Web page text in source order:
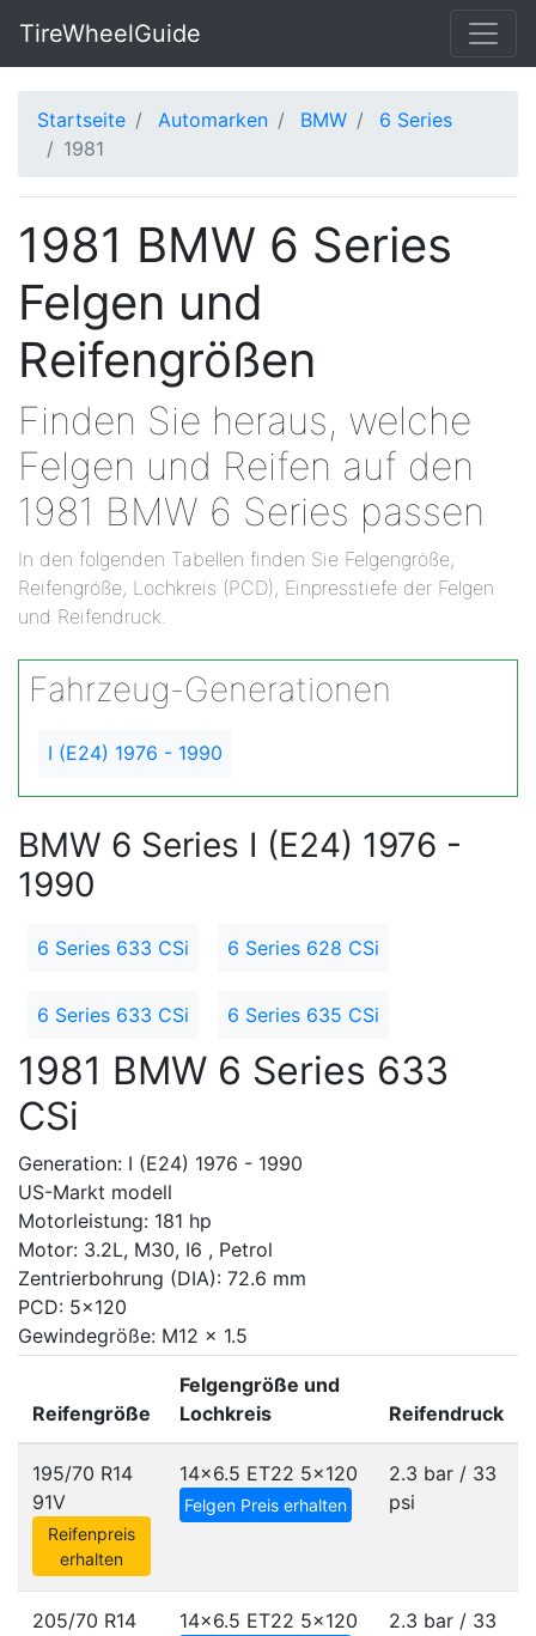
TireWheelGuide
Startseite Automarken BMW
6 Series
1981
1981 BMW 6 Series
Felgen und
Reifengrößen
Finden Sie heraus, welche
Felgen und Reifen auf den
1981 BMW 6 Series passen
In den folgenden Tabellen finden Sie Felgengröße,
Reifengröße, Lochkreis (PCD), Einpresstiefe der Felgen
und Reifendruck.
Fahrzeug-Generationen
I (E24) 1976 - 1990
BMW 6 Series I (E24) 1976 -
1990
6 Series 633 CSi 6 Series 628 CSi
6 Series 633 CSi 6 Series 635 CSi
1981 BMW 6 Series 633
CSi
Generation: I (E24) 1976 - 1990
US-Markt modell
Motorleistung: 181 hp
Motor: 3.2L, M30, I6 , Petrol
Zentrierbohrung (DIA): 72.6 mm
PCD: 5x120
Gewindegröße: M12 x 1.5
Reifengröße
Felgengröße und
Lochkreis
Reifendruck
195/70 R14
91V
Reifenpreis
erhalten
14x6.5 ET22 5x120
Felgen Preis erhalten
2.3 bar / 33
psi
205/70 R14
14x6.5 ET22 5x120
2.3 bar / 33